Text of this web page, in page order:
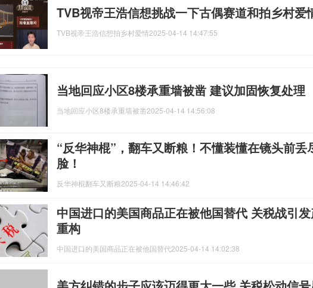
TVB视帝王浩信想挑战一下古偶赛道和拍乡村爱
TVB视帝王浩信想拍乡村爱情2025-04-14 14:47:55
当地回应小区8楼承重墙被凿 建议加固恢复处理
当地回应小区8楼承重墙被凿2025-04-14 14:56:08
“反华神棍”，翻车又断粮！不懂装懂在镜头前丢
脸！
反华神棍翻车又断粮2025-04-14 14:46:42
中国进口的美国商品正在被他国替代 关税战引
重构
中国进口的美国商品正在被他国替代2025-04-14 14:02:38